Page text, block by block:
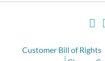
Customer Bill of Rights